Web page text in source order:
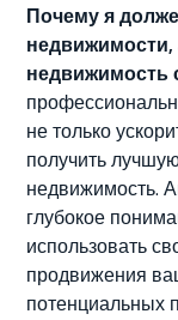
Почему я
недвижимость
не только
получить
недвижимость.
глубокое
использовать
продвижения
потенциальных